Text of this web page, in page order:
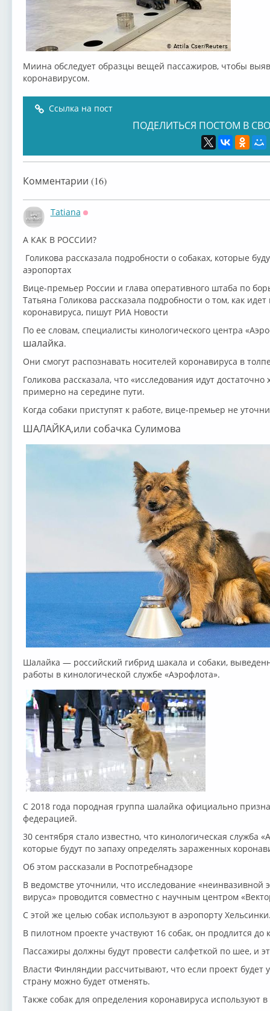
Миина обследует образцы вещей пассажиров, чтобы
коронавирусом.
Ссылка на пост
ПОДЕЛИТЬСЯ ПОСТОМ В
Комментарии (16)
Tatiana
А КАК В РОССИИ?⁣
Голикова рассказала подробности о собаках, которые
аэропортах
Вице-премьер России и глава оперативного штаба по
Татьяна Голикова рассказала подробности о том, как
коронавируса, пишут РИА Новости
По ее словам, специалисты кинологического центра
шалайка.
Они смогут распознавать носителей коронавируса в
Голикова рассказала, что «исследования идут
примерно на середине пути.
Когда собаки приступят к работе, вице-премьер не
ШАЛАЙКА,или собачка Сулимова
Шалайка — российский гибрид шакала и собаки,
работы в кинологической службе «Аэрофлота».
С 2018 года породная группа шалайка официально
федерацией.
30 сентября стало известно, что кинологическая служба
которые будут по запаху определять зараженных
Об этом рассказали в Роспотребнадзоре
В ведомстве уточнили, что исследование «неинвазивной
вируса» проводится совместно с научным центром
С этой же целью собак используют в аэропорту
В пилотном проекте участвуют 16 собак, он продлится до
Пассажиры должны будут провести салфеткой по шее, и
Власти Финляндии рассчитывают, что если проект
страну можно будет отменять.
Также собак для определения коронавируса используют